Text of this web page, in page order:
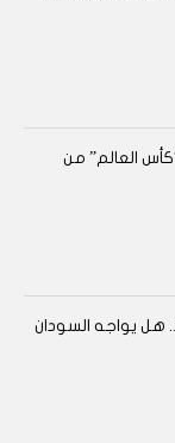
العالم” من
هل يواجه السودان